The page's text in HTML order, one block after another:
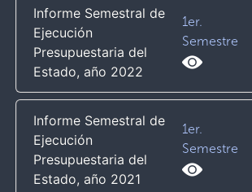
Informe Semestral de
Ejecución
Presupuestaria del
Estado, año 2022
1er.
Semestre
Informe Semestral de
Ejecución
Presupuestaria del
Estado, año 2021
1er.
Semestre